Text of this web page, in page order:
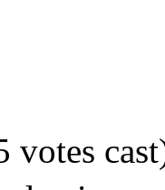
votes